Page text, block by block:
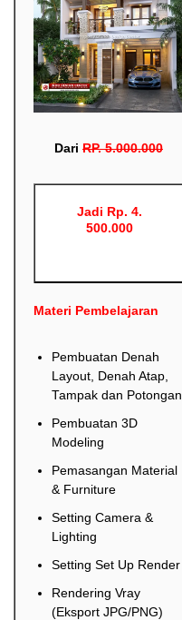
Dari RP.5.000.000
Jadi Rp. 4.
500.000
Materi Pembelajaran
Pembuatan Denah
Layout, Denah Atap,
Tampak dan Potongan
Pembuatan 3D
Modeling
Pemasangan Material
& Furniture
Setting Camera &
Lighting
Setting Set Up Render
Rendering Vray
(Eksport JPG/PNG)